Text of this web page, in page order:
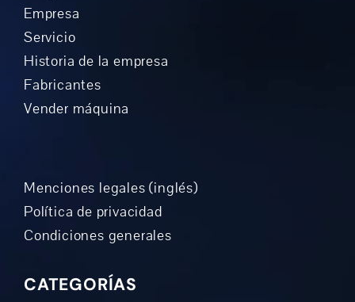
Empresa
Servicio
Historia de la empresa
Fabricantes
Vender máquina
Menciones legales (inglés)
Política de privacidad
Condiciones generales
CATEGORÍAS